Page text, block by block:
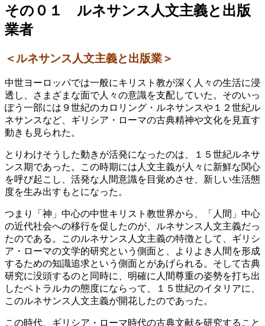
その０１ ルネサンス人文主義と出版
業者
＜ルネサンス人文主義と出版業＞
中世ヨーロッパでは一般にキリスト教が深く人々の生活に浸
透し、さまざまな面で人々の意識を支配していた。そのいっ
ぽう一部には９世紀のカロリング・ルネサンスや１２世紀ル
ネサンスなど、ギリシア・ローマの古典精神や文化を見直す
動きも見られた。
とりわけそうした動きが活発になったのは、１５世紀ルネサ
ンス期であった。この時期には人文主義が人々に新鮮な関心
を呼び起こし、活発な人間意識を目覚めさせ、新しい生活態
度を生み出すもとになった。
つまり「神」中心の中世キリスト教世界から、「人間」中心
の近代社会への移行を促したのが、ルネサンス人文主義だっ
たのである。このルネサンス人文主義の特徴として、ギリシ
ア・ローマの文学的研究という側面と、よりよき人間を形成
するための知識追求という側面とがあげられる。そして古典
研究に没頭するのと同時に、明確に人間尊重の姿勢を打ち出
したペトラルカの態度にならって、１５世紀のイタリアに、
このルネサンス人文主義が開花したのであった。
この時代、ギリシア・ローマ時代の古典文献を研究すること